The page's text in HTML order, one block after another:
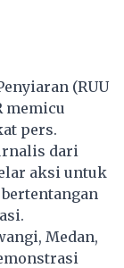
(RUU
memicu
pers.
dari
aksi untuk
Medan,